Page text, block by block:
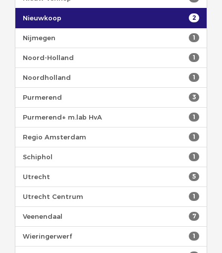
2
Nieuwkoop
1
Nijmegen
1
Noord-Holland
1
Noordholland
3
Purmerend
1
Purmerend+ m.lab HvA
1
Regio Amsterdam
1
Schiphol
5
Utrecht
1
Utrecht Centrum
7
Veenendaal
1
Wieringerwerf